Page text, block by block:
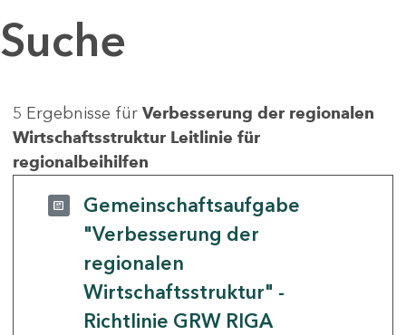
Suche
5 Ergebnisse für Verbesserung der regionalen
Wirtschaftsstruktur Leitlinie für
regionalbeihilfen
Gemeinschaftsaufgabe
"Verbesserung der
regionalen
Wirtschaftsstruktur" -
Richtlinie GRW RIGA